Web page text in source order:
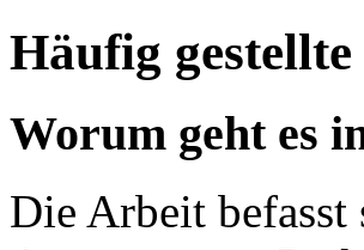
Häufig
Worum geht es
Die Arbeit